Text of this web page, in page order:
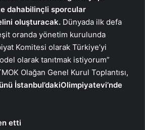
dahabilinçli sporcular
oluşturacak. Dünyada ilk defa
oranda yönetim kurulunda
Komitesi olarak Türkiye’yi
olarak tanıtmak istiyorum”
Olağan Genel Kurul Toplantısı,
İstanbul’dakiOlimpiyatevi’nde
etti